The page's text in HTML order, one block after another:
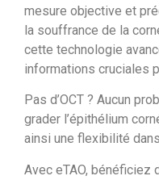
mesure objective et
la souffrance de la
cette technologie
informations cruciales
Pas d’OCT ? Aucun
grader l’épithélium
ainsi une flexibilité
Avec eTAO, bénéficiez